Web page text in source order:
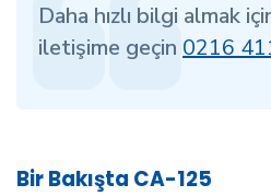
Daha hızlı bilgi almak
iletişime geçin 0216
Bir Bakışta CA-125